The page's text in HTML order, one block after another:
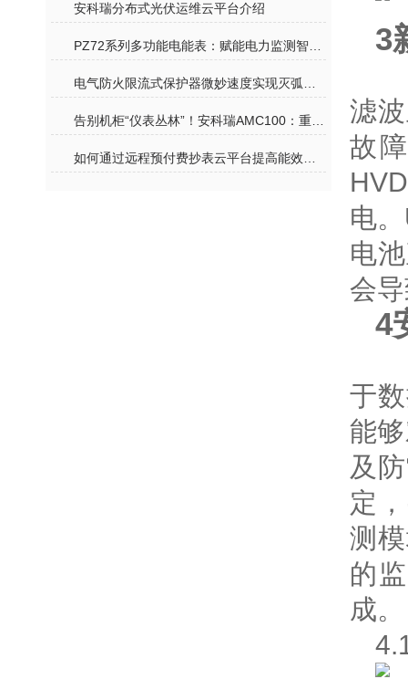
​安科瑞分布式光伏运维云平台介绍
3
滤
故
电
电
会
4
于
能
及
定
测
的
成。